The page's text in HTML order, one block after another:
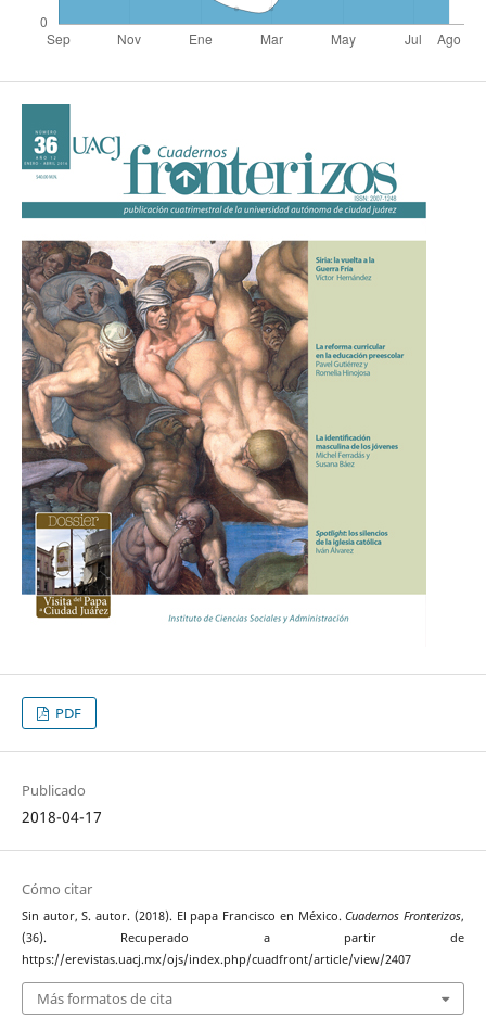
PDF
Publicado
2018-04-17
Cómo citar
Sin autor, S. autor. (2018). El papa Francisco en México.Cuadernos Fronterizos,
(36). Recuperado a partir de
https://erevistas.uacj.mx/ojs/index.php/cuadfront/article/view/2407
Más formatos de cita